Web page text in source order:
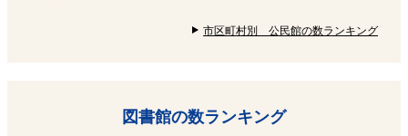
市区町村別 公民館の数ランキング
図書館の数ランキング